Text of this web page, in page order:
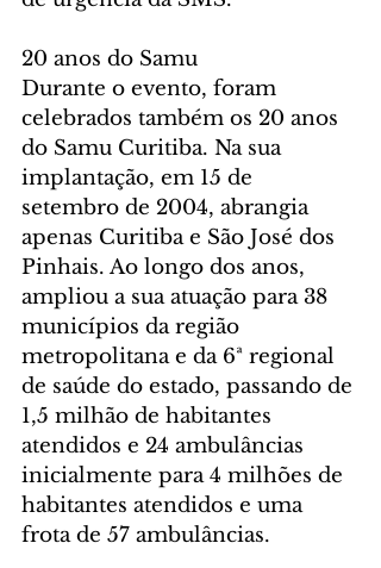
20 anos do Samu
Durante o evento, foram
celebrados também os 20 anos
do Samu Curitiba. Na sua
implantação, em 15 de
setembro de 2004, abrangia
apenas Curitiba e São José dos
Pinhais. Ao longo dos anos,
ampliou a sua atuação para 38
municípios da região
metropolitana e da 6ª regional
de saúde do estado, passando de
1,5 milhão de habitantes
atendidos e 24 ambulâncias
inicialmente para 4 milhões de
habitantes atendidos e uma
frota de 57 ambulâncias.